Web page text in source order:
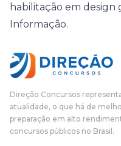
habilitação em design
Informação.
Direção Concursos
atualidade, o que há de
preparação em alto
concursos públicos no Brasil.